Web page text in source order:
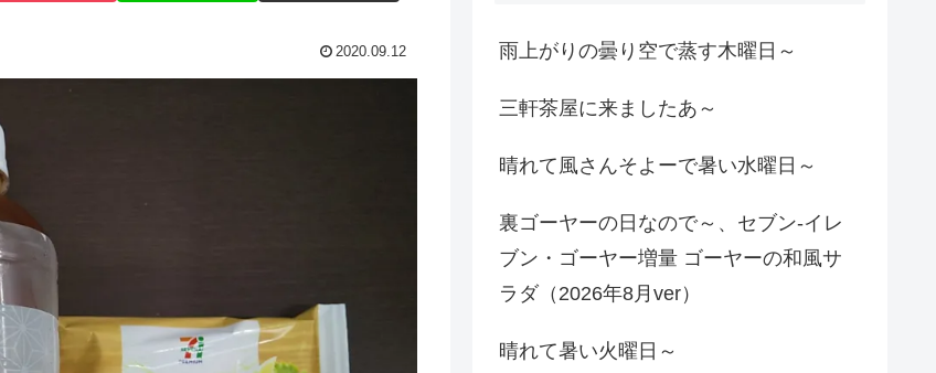
2020.09.12 雨上がりの曇り空で蒸す木曜日～
三軒茶屋に来ましたあ～
晴れて風さんそよーで暑い水曜日～
裏ゴーヤーの日なので～、セブン-イレ
ブン・ゴーヤー増量 ゴーヤーの和風サ
ラダ（2026年8月ver）
晴れて暑い火曜日～